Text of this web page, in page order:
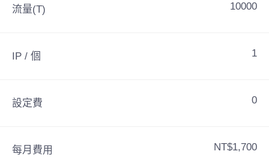
流量(T) 10000
IP / 個 1
設定費 0
每月費用 NT$1,700